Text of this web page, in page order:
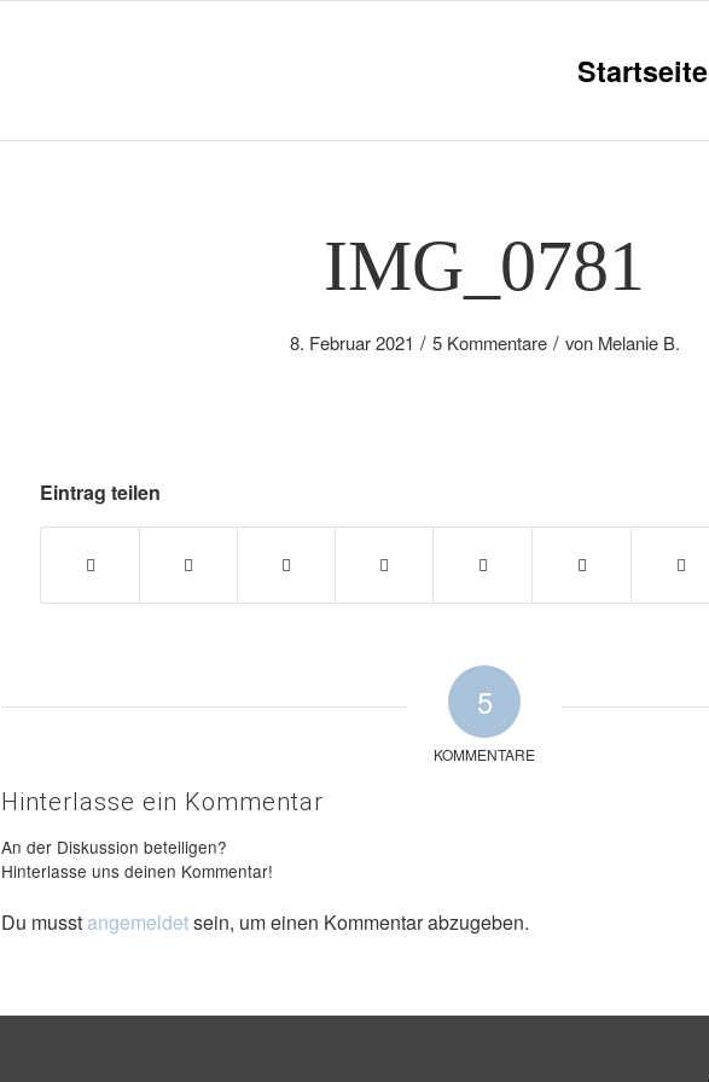
Startseite
IMG_0781
8. Februar 2021 / 5 Kommentare / von Melanie B.
Eintrag teilen
5
KOMMENTARE
Hinterlasse ein Kommentar
An der Diskussion beteiligen?
Hinterlasse uns deinen Kommentar!
Du musst angemeldetsein, um einen Kommentar abzugeben.